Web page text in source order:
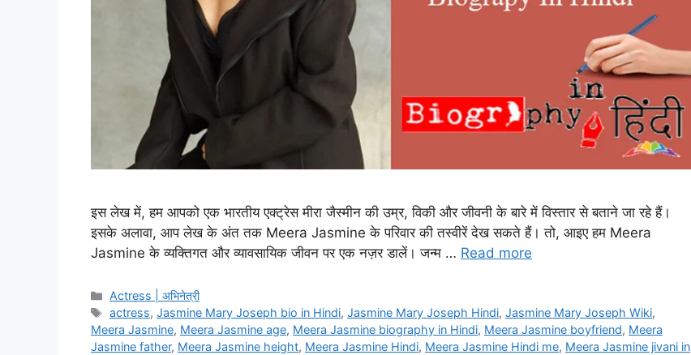
इस लेख में, हम आपको एक भारतीय एक्ट्रेस मीरा जैस्मीन की उम्र, विकी और जीवनी के बारे में विस्तार से बताने जा रहे हैं।
इसके अलावा, आप लेख के अंत तक Meera Jasmine के परिवार की तस्वीरें देख सकते हैं। तो, आइए हम Meera
Jasmine के व्यक्तिगत और व्यावसायिक जीवन पर एक नज़र डालें। जन्म … Read more
Categories
Actress | अभिनेत्री
Tags
actress,Jasmine Mary Joseph bio in Hindi,Jasmine Mary Joseph Hindi,Jasmine Mary Joseph Wiki,
Meera Jasmine, Meera Jasmine age, Meera Jasmine biography in Hindi, Meera Jasmine boyfriend, Meera
Jasmine father, Meera Jasmine height, Meera Jasmine Hindi, Meera Jasmine Hindi me, Meera Jasmine jivani in